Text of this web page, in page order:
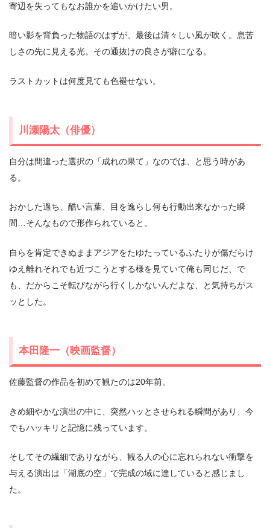
寄辺を失ってもなお誰かを追いかけたい男。
暗い影を背負った物語のはずが、最後は清々しい⾵が吹く。息苦
しさの先に⾒える光。その通抜けの良さが癖になる。
ラストカットは何度⾒ても⾊褪せない。
川瀬陽太（俳優）
⾃分は間違った選択の「成れの果て」なのでは、と思う時があ
る。
おかした過ち、酷い⾔葉、⽬を逸らし何も⾏動出来なかった瞬
間…そんなもので形作られていると。
⾃らを肯定できぬままアジアをたゆたっているふたりが傷だらけ
ゆえ離れそれでも近づこうとする様を⾒ていて俺も同じだ、で
も、だからこそ転びながら⾏くしかないんだよな、と気持ちがス
ッとした。
本⽥隆⼀（映画監督）
佐藤監督の作品を初めて観たのは20年前。
きめ細やかな演出の中に、突然ハッとさせられる瞬間があり、今
でもハッキリと記憶に残っています。
そしてその繊細でありながら、観る⼈の⼼に忘れられない衝撃を
与える演出は「湖底の空」で完成の域に達していると感じまし
た。